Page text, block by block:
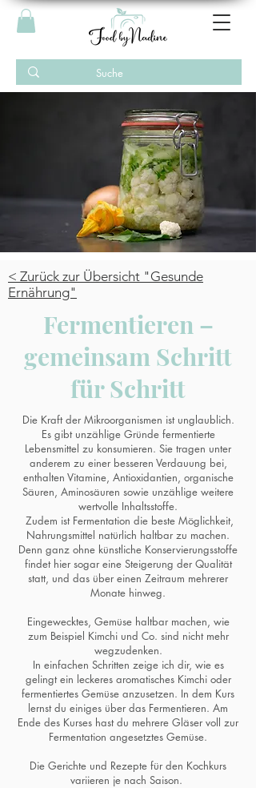
< Zurück zur Übersicht "Gesunde
Ernährung"
Fermentieren –
gemeinsam Schritt
für Schritt
Die Kraft der Mikroorganismen ist unglaublich.
Es gibt unzählige Gründe fermentierte
Lebensmittel zu konsumieren. Sie tragen unter
anderem zu einer besseren Verdauung bei,
enthalten Vitamine, Antioxidantien, organische
Säuren, Aminosäuren sowie unzählige weitere
wertvolle Inhaltsstoffe.
Zudem ist Fermentation die beste Möglichkeit,
Nahrungsmittel natürlich haltbar zu machen.
Denn ganz ohne künstliche Konservierungsstoffe
findet hier sogar eine Steigerung der Qualität
statt, und das über einen Zeitraum mehrerer
Monate hinweg.
Eingewecktes, Gemüse haltbar machen, wie
zum Beispiel Kimchi und Co. sind nicht mehr
wegzudenken.
In einfachen Schritten zeige ich dir, wie es
gelingt ein leckeres aromatisches Kimchi oder
fermentiertes Gemüse anzusetzen. In dem Kurs
lernst du einiges über das Fermentieren. Am
Ende des Kurses hast du mehrere Gläser voll zur
Fermentation angesetztes Gemüse.
Die Gerichte und Rezepte für den Kochkurs
variieren je nach Saison.